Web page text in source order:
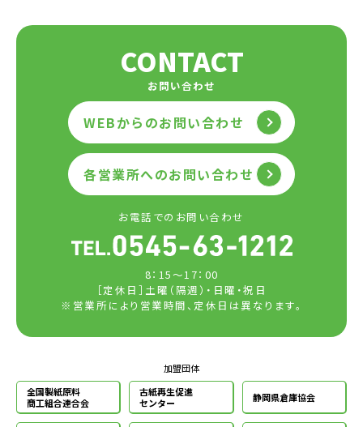
CONTACT
お問い合わせ
WEBからのお問い合わせ
各営業所へのお問い合わせ
お電話でのお問い合わせ
8：15～17：00
［定休日］土曜（隔週）・日曜・祝日
※営業所により営業時間、定休日は異なります。
加盟団体
全国製紙原料
商工組合連合会
古紙再生促進
センター
静岡県倉庫協会